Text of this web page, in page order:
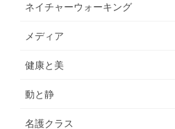
ネイチャーウォーキング
メディア
健康と美
動と静
名護クラス